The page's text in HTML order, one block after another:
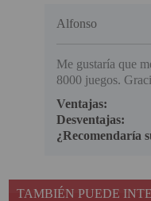
Alfonso
Me gustaría que
8000 juegos.
Ventajas:
Desventajas:
¿Recomendaría
TAMBIÉN PUEDE